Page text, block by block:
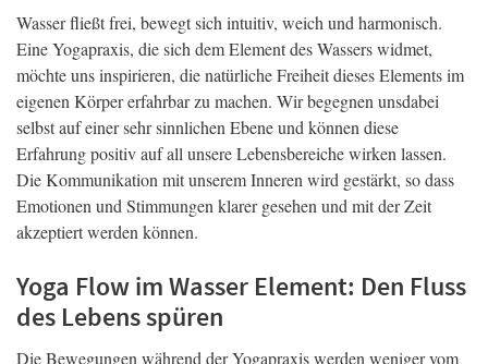
Wasser fließt frei, bewegt sich intuitiv, weich und harmonisch.
Eine Yogapraxis, die sich dem Element des Wassers widmet,
möchte uns inspirieren, die natürliche Freiheit dieses Elements im
eigenen Körper erfahrbar zu machen. Wir begegnen unsdabei
selbst auf einer sehr sinnlichen Ebene und können diese
Erfahrung positiv auf all unsere Lebensbereiche wirken lassen.
Die Kommunikation mit unserem Inneren wird gestärkt, so dass
Emotionen und Stimmungen klarer gesehen und mit der Zeit
akzeptiert werden können.
Yoga Flow im Wasser Element: Den Fluss
des Lebens spüren
Die Bewegungen während der Yogapraxis werden weniger vom